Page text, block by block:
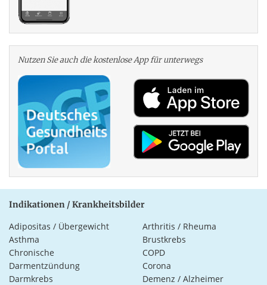
Nutzen Sie auch die kosten­lose App für unterwegs
Indikationen / Krankheitsbilder
Adipositas / Übergewicht
Arthritis / Rheuma
Asthma
Brustkrebs
Chronische
Darmentzündung
COPD
Corona
Darmkrebs
Demenz / Alzheimer